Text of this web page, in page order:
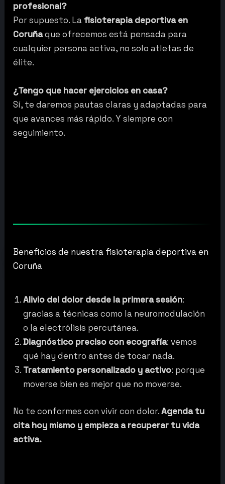
profesional?
Por supuesto. La fisioterapia deportiva en
Coruñaque ofrecemos está pensada para
cualquier persona activa, no solo atletas de
élite.
¿Tengo que hacer ejercicios en casa?
Sí, te daremos pautas claras y adaptadas para
que avances más rápido. Y siempre con
seguimiento.
Beneficios de nuestra fisioterapia deportiva en
Coruña
Alivio del dolor desde la primera sesión:
gracias a técnicas como la neuromodulación
o la electrólisis percutánea.
Diagnóstico preciso con ecografía: vemos
qué hay dentro antes de tocar nada.
Tratamiento personalizado y activo: porque
moverse bien es mejor que no moverse.
No te conformes con vivir con dolor.Agenda tu
cita hoy mismo y empieza a recuperar tu vida
activa.